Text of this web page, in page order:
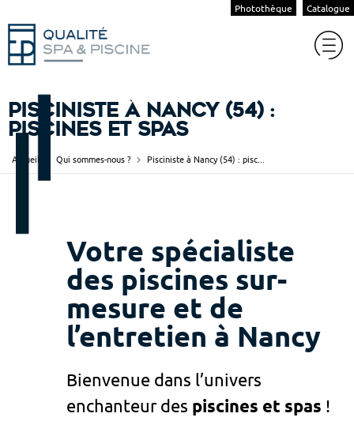
Photothèque Catalogue
Pisciniste à Nancy (54) :
piscines et spas
Accueil Qui sommes-nous ? Pisciniste à Nancy (54) : pisc...
Votre spécialiste
des piscines sur-
mesure et de
l’entretien à Nancy
Bienvenue dans l’univers
enchanteur des piscines et spas !